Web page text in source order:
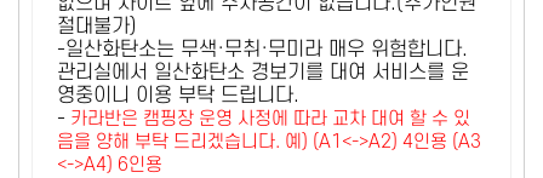
절대불가)
-일산화탄소는 무색·무취·무미라 매우 위험합니다.
관리실에서 일산화탄소 경보기를 대여 서비스를 운
영중이니 이용 부탁 드립니다.
- 카라반은 캠핑장 운영 사정에 따라 교차 대여 할 수 있
음을 양해 부탁 드리겠습니다. 예) (A1<->A2) 4인용 (A3
<->A4) 6인용